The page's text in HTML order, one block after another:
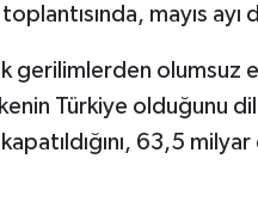
mayıs ayı
olumsuz
Türkiye olduğunu
63,5